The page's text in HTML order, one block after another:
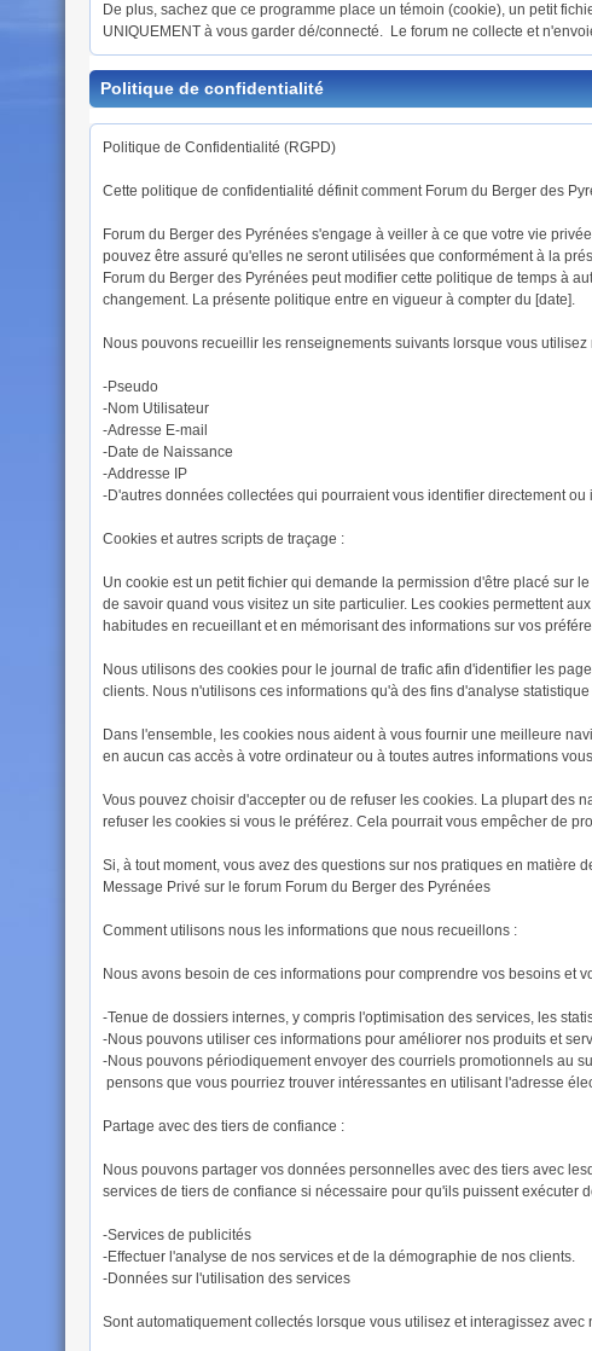
De plus, sachez que ce programme place un témoin (cookie), un petit
UNIQUEMENT à vous garder dé/connecté. Le forum ne collecte et
Politique de confidentialité
Politique de Confidentialité (RGPD)
Cette politique de confidentialité définit comment Forum du Berger des
Forum du Berger des Pyrénées s'engage à veiller à ce que votre vie
pouvez être assuré qu'elles ne seront utilisées que conformément à la
Forum du Berger des Pyrénées peut modifier cette politique de temps à
changement. La présente politique entre en vigueur à compter du [date].
Nous pouvons recueillir les renseignements suivants lorsque vous utilisez
-Pseudo
-Nom Utilisateur
-Adresse E-mail
-Date de Naissance
-Addresse IP
-D'autres données collectées qui pourraient vous identifier directement ou
Cookies et autres scripts de traçage :
Un cookie est un petit fichier qui demande la permission d'être placé sur
de savoir quand vous visitez un site particulier. Les cookies permettent
habitudes en recueillant et en mémorisant des informations sur vos
Nous utilisons des cookies pour le journal de trafic afin d'identifier les
clients. Nous n'utilisons ces informations qu'à des fins d'analyse
Dans l'ensemble, les cookies nous aident à vous fournir une meilleure
en aucun cas accès à votre ordinateur ou à toutes autres informations
Vous pouvez choisir d'accepter ou de refuser les cookies. La plupart des
refuser les cookies si vous le préférez. Cela pourrait vous empêcher de
Si, à tout moment, vous avez des questions sur nos pratiques en
Message Privé sur le forum Forum du Berger des Pyrénées
Comment utilisons nous les informations que nous recueillons :
Nous avons besoin de ces informations pour comprendre vos besoins et
-Tenue de dossiers internes, y compris l'optimisation des services, les
-Nous pouvons utiliser ces informations pour améliorer nos produits et
-Nous pouvons périodiquement envoyer des courriels promotionnels au
pensons que vous pourriez trouver intéressantes en utilisant l'adresse
Partage avec des tiers de confiance :
Nous pouvons partager vos données personnelles avec des tiers avec
services de tiers de confiance si nécessaire pour qu'ils puissent exécuter
-Services de publicités
-Effectuer l'analyse de nos services et de la démographie de nos clients.
-Données sur l'utilisation des services
Sont automatiquement collectés lorsque vous utilisez et interagissez